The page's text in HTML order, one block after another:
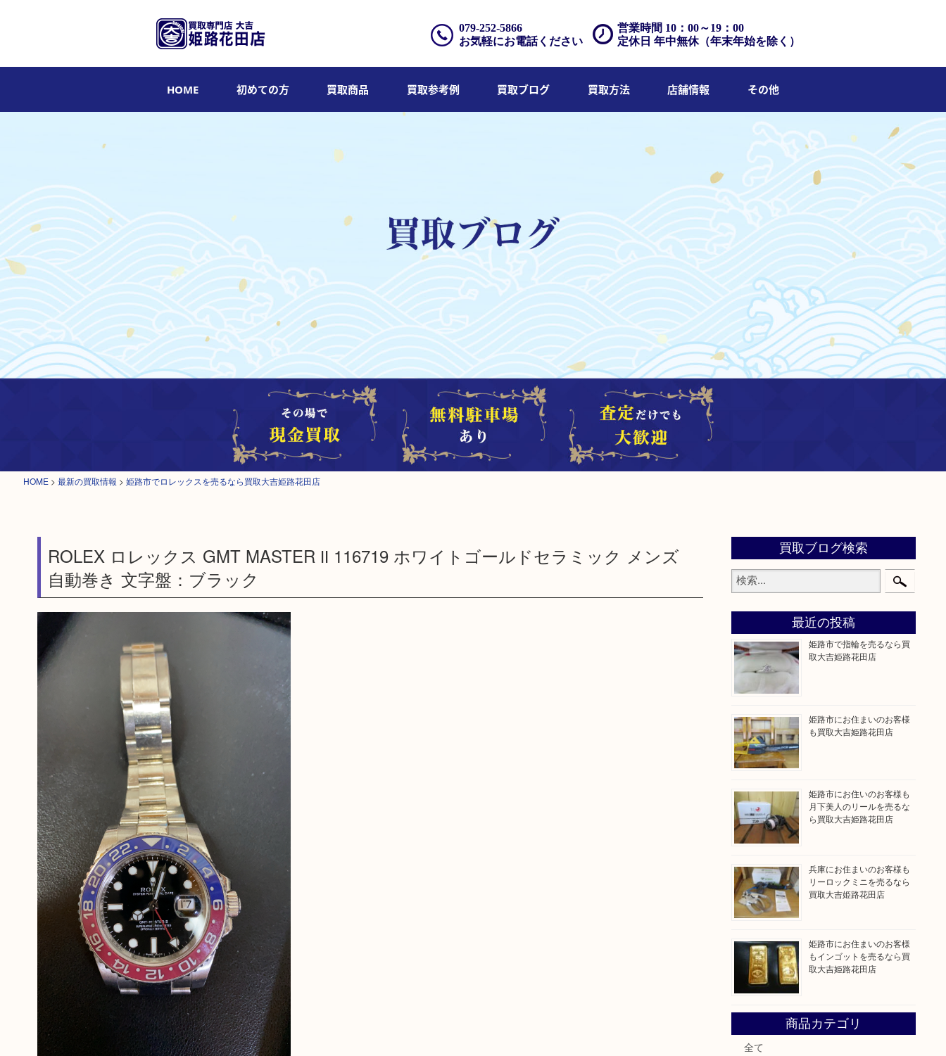
営業時間 10：00～19：00
定休日 年中無休（年末年始を除く）
079-252-5866
お気軽にお電話ください
HOME 初めての方 買取商品 買取参考例 買取ブログ 買取方法 店舗情報 その他
HOME > 最新の買取情報 > 姫路市でロレックスを売るなら買取大吉姫路花田店
ROLEX ロレックス GMT MASTER Ⅱ 116719 ホワイトゴールドセラミック メンズ
自動巻き 文字盤：ブラック
買取ブログ検索
最近の投稿
姫路市で指輪を売るなら買
取大吉姫路花田店
姫路市にお住まいのお客様
も買取大吉姫路花田店
姫路市にお住いのお客様も
月下美人のリールを売るな
ら買取大吉姫路花田店
兵庫にお住まいのお客様も
リーロックミニを売るなら
買取大吉姫路花田店
姫路市にお住まいのお客様
もインゴットを売るなら買
取大吉姫路花田店
商品カテゴリ
全て